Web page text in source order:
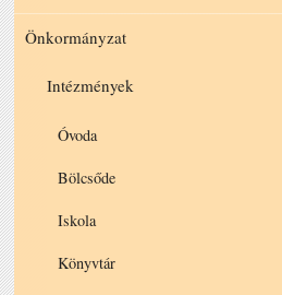
Önkormányzat
Intézmények
Óvoda
Bölcsőde
Iskola
Könyvtár